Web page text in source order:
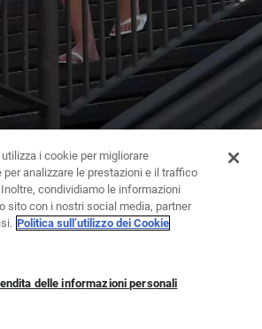
i cookie per migliorare
per analizzare le prestazioni e il traffico
condividiamo le informazioni
sito con i nostri social media, partner
Politica sull’utilizzo dei Cookie
delle informazioni personali